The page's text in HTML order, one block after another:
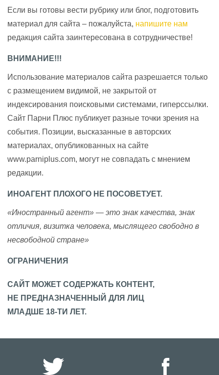
Если вы готовы вести рубрику или блог, подготовить
материал для сайта – пожалуйста, напишите нам
редакция сайта заинтересована в сотрудничестве!
ВНИМАНИЕ!!!
Использование материалов сайта разрешается только
с размещением видимой, не закрытой от
индексирования поисковыми системами, гиперссылки.
Сайт Парни Плюс публикует разные точки зрения на
события. Позиции, высказанные в авторских
материалах, опубликованных на сайте
www.parniplus.com, могут не совпадать с мнением
редакции.
ИНОАГЕНТ ПЛОХОГО НЕ ПОСОВЕТУЕТ.
«Иностранный агент» — это знак качества, знак
отличия, визитка человека, мыслящего свободно в
несвободной стране»
ОГРАНИЧЕНИЯ
САЙТ МОЖЕТ СОДЕРЖАТЬ КОНТЕНТ,
НЕ ПРЕДНАЗНАЧЕННЫЙ ДЛЯ ЛИЦ
МЛАДШЕ 18-ТИ ЛЕТ.